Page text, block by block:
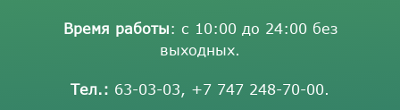
Время работы: с 10:00 до 24:00 без
выходных.
Тел.: 63-03-03, +7 747 248-70-00.